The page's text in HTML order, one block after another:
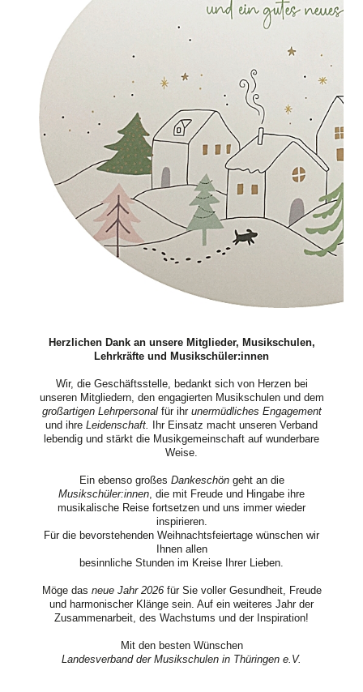
Herzlichen Dank an unsere Mitglieder, Musikschulen,
Lehrkräfte und Musikschüler:innen
Wir, die Geschäftsstelle, bedankt sich von Herzen bei
unseren Mitgliedern, den engagierten Musikschulen und dem
großartigen Lehrpersonalfür ihr unermüdliches Engagement
und ihre Leidenschaft.
Ihr Einsatz macht unseren Verband
lebendig und stärkt die Musikgemeinschaft auf wunderbare
Weise.
Ein ebenso großes Dankeschöngeht an die
Musikschüler:innen, die mit Freude und Hingabe ihre
musikalische Reise fortsetzen und uns immer wieder
inspirieren.
Für die bevorstehenden Weihnachtsfeiertage wünschen wir
Ihnen allen
besinnliche Stunden im Kreise Ihrer Lieben.
Möge das neue Jahr 2026für Sie voller Gesundheit, Freude
und harmonischer Klänge sein. Auf ein weiteres Jahr der
Zusammenarbeit, des Wachstums und der Inspiration!
Mit den besten Wünschen
Landesverband der Musikschulen in Thüringen e.V.